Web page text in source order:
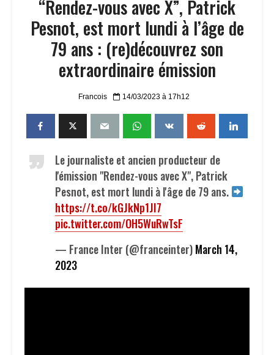
“Rendez-vous avec X”, Patrick
Pesnot, est mort lundi à l’âge de
79 ans : (re)découvrez son
extraordinaire émission
Francois 14/03/2023 à 17h12
Le journaliste et ancien producteur de
l'émission "Rendez-vous avec X", Patrick
Pesnot, est mort lundi à l'âge de 79 ans.
https://t.co/kGJkNp1JI7
pic.twitter.com/OH5WuRwTsF
— France Inter (@franceinter)March 14,
2023